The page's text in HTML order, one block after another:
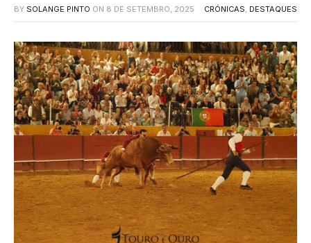
BY SOLANGE PINTO ON 8 DE SETEMBRO, 2025 CRÓNICAS, DESTAQUES